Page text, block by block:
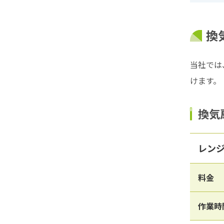
換
当社で
けます。
換気
レン
料金
作業